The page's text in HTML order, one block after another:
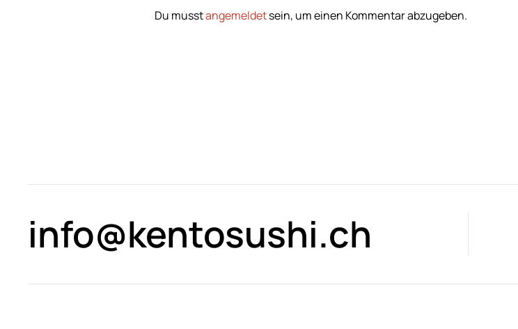
Du musstangemeldetsein, um einen Kommentar abzugeben.
info@kentosushi.ch